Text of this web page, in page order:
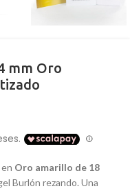
mm Oro
Oro amarillo de 18
Burlón rezando. Una